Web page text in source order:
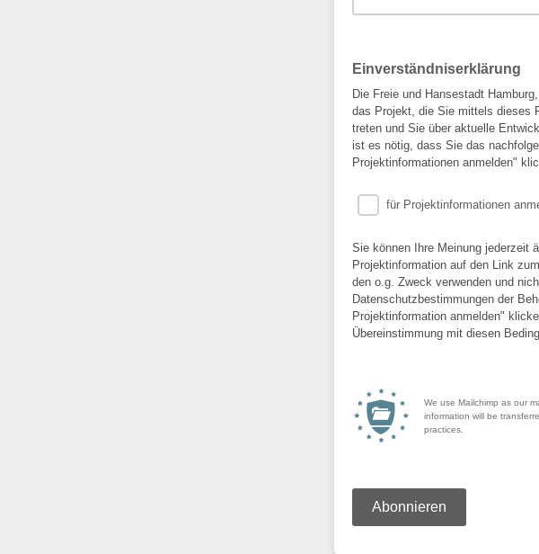
Einverständniserklärung
Die Freie und Hansestadt
das Projekt, die Sie mittels dieses
treten und Sie über aktuelle
ist es nötig, dass Sie das
Projektinformationen anmelden"
für Projektinformationen
Sie können Ihre Meinung jederzeit
Projektinformation auf den Link
den o.g. Zweck verwenden und
Datenschutzbestimmungen der
Projektinformation anmelden"
Übereinstimmung mit diesen
We use Mailchimp as our
information will be
practices.